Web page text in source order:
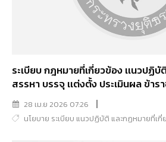
ระเบียบ กฎหมายที่เกี่ยวข้อง เเนวปฏิ
สรรหา บรรจุ เเต่งตั้ง ประเมินผล ข้าร
28 เม.ย 2026 07:26
นโยบาย ระเบียบ แนวปฏิบัติ และกฏหมายที่เกี่